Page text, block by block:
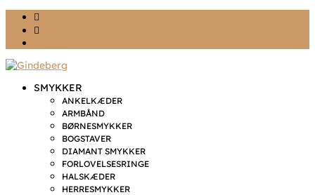
SMYKKER
ANKELKÆDER
ARMBÅND
BØRNESMYKKER
BOGSTAVER
DIAMANT SMYKKER
FORLOVELSESRINGE
HALSKÆDER
HERRESMYKKER